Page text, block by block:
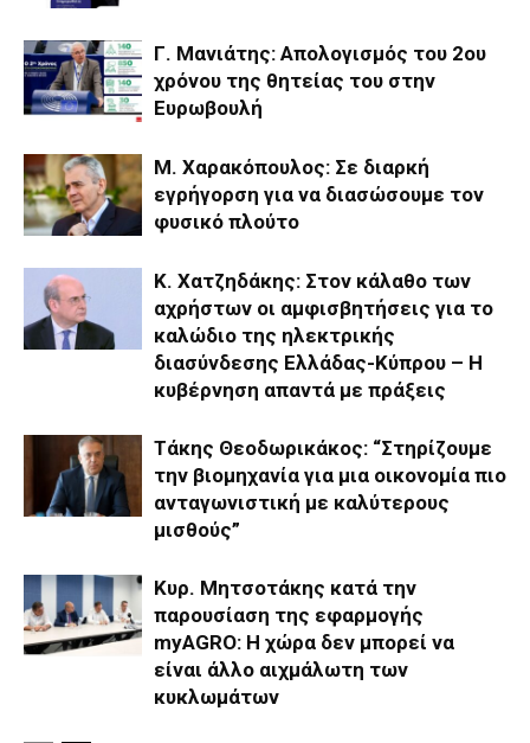
Γ. Μανιάτης: Aπολογισμός του 2ου
χρόνου της θητείας του στην
Ευρωβουλή
Μ. Χαρακόπουλος: Σε διαρκή
εγρήγορση για να διασώσουμε τον
φυσικό πλούτο
Κ. Χατζηδάκης: Στον κάλαθο των
αχρήστων οι αμφισβητήσεις για το
καλώδιο της ηλεκτρικής
διασύνδεσης Ελλάδας-Κύπρου – Η
κυβέρνηση απαντά με πράξεις
Τάκης Θεοδωρικάκος: “Στηρίζουμε
την βιομηχανία για μια οικονομία πιο
ανταγωνιστική με καλύτερους
μισθούς”
Κυρ. Μητσοτάκης κατά την
παρουσίαση της εφαρμογής
myAGRO: Η χώρα δεν μπορεί να
είναι άλλο αιχμάλωτη των
κυκλωμάτων